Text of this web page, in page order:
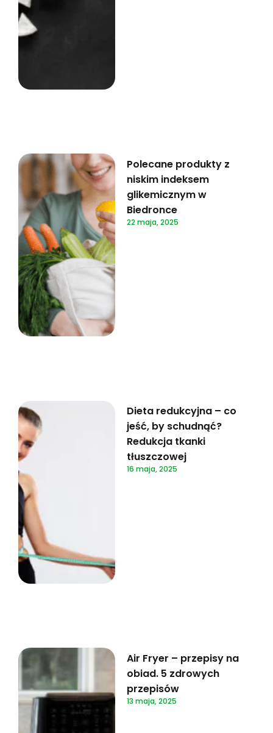
Polecane produkty z
niskim indeksem
glikemicznym w
Biedronce
22 maja, 2025
Dieta redukcyjna – co
jeść, by schudnąć?
Redukcja tkanki
tłuszczowej
16 maja, 2025
Air Fryer – przepisy na
obiad. 5 zdrowych
przepisów
13 maja, 2025